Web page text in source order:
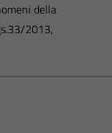
della
2013,